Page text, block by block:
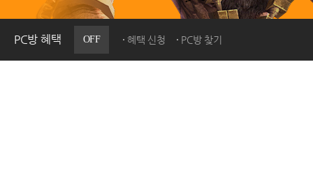
PC방 혜택 OFF 혜택 신청 PC방 찾기